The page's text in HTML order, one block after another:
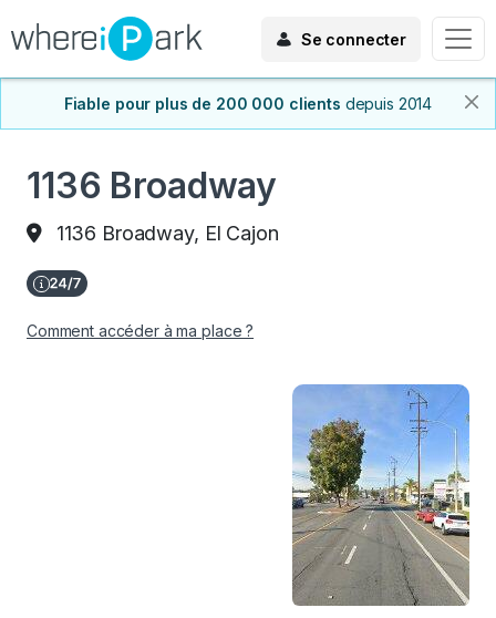
Se connecter
Fiable pour plus de 200 000 clients depuis 2014
1136 Broadway
1136 Broadway, El Cajon
Comment accéder à ma place ?